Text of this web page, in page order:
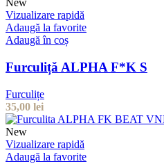
New
Vizualizare rapidă
Adaugă la favorite
Adaugă în coș
Furculiță ALPHA F*K S
Furculițe
35,00 lei
New
Vizualizare rapidă
Adaugă la favorite